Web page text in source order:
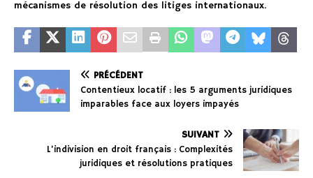
mécanismes de résolution des litiges internationaux.
PRÉCÉDENT
Contentieux locatif : les 5 arguments juridiques
imparables face aux loyers impayés
SUIVANT
L’indivision en droit français : Complexités
juridiques et résolutions pratiques